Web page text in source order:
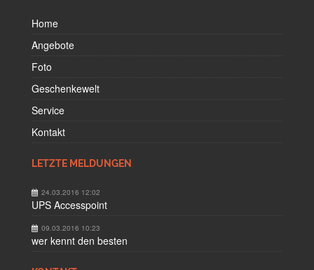
Home
Angebote
Foto
Geschenkewelt
Service
Kontakt
LETZTE MELDUNGEN
24.03.2016 12:02
UPS Accesspoint
09.03.2016 10:23
wer kennt den besten